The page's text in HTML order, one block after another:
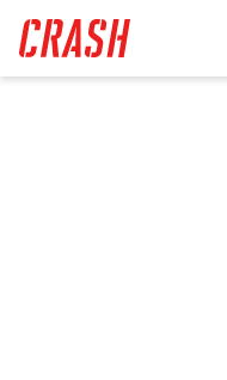
main
content